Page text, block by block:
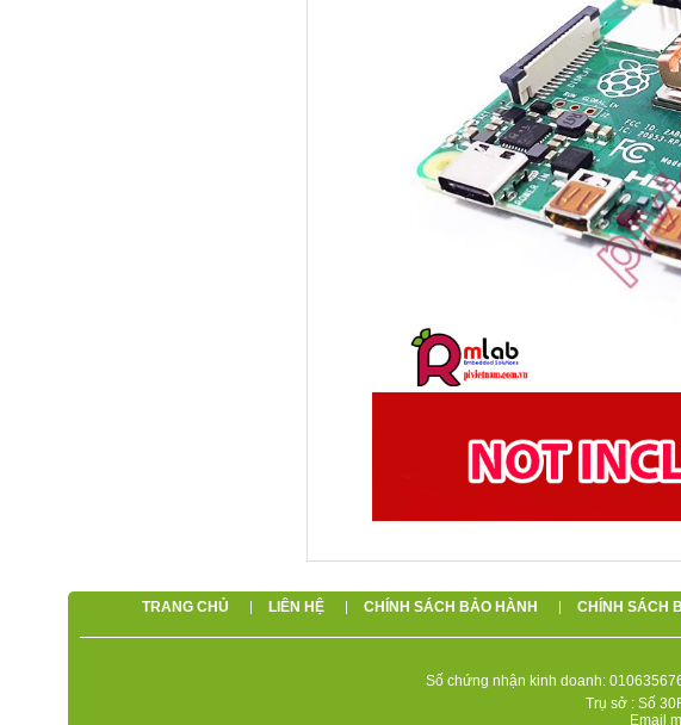
TRANG CHỦ LIÊN HỆ CHÍNH SÁCH BẢO HÀNH CHÍNH SÁCH
Số chứng nhận kinh doanh:
Trụ sở : Số
Email